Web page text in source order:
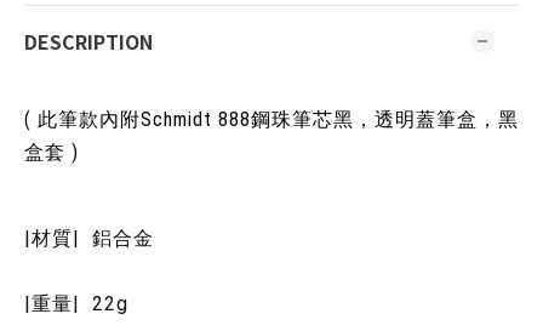
DESCRIPTION
( 此筆款內附Schmidt 888鋼珠筆芯黑，透明蓋筆盒，黑
盒套 )
|材質| 鋁合金
|重量| 22g